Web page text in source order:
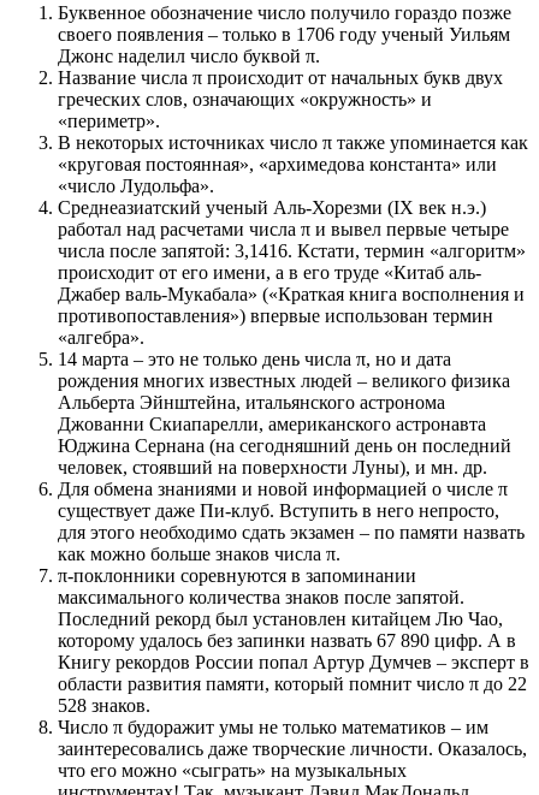
Буквенное обозначение число получило гораздо позже
своего появления – только в 1706 году ученый Уильям
Джонс наделил число буквой π.
Название числа π происходит от начальных букв двух
греческих слов, означающих «окружность» и
«периметр».
В некоторых источниках число π также упоминается как
«круговая постоянная», «архимедова константа» или
«число Лудольфа».
Среднеазиатский ученый Аль-Хорезми (IX век н.э.)
работал над расчетами числа π и вывел первые четыре
числа после запятой: 3,1416. Кстати, термин «алгоритм»
происходит от его имени, а в его труде «Китаб аль-
Джабер валь-Мукабала» («Краткая книга восполнения и
противопоставления») впервые использован термин
«алгебра».
14 марта – это не только день числа π, но и дата
рождения многих известных людей – великого физика
Альберта Эйнштейна, итальянского астронома
Джованни Скиапарелли, американского астронавта
Юджина Сернана (на сегодняшний день он последний
человек, стоявший на поверхности Луны), и мн. др.
Для обмена знаниями и новой информацией о числе π
существует даже Пи-клуб. Вступить в него непросто,
для этого необходимо сдать экзамен – по памяти назвать
как можно больше знаков числа π.
π-поклонники соревнуются в запоминании
максимального количества знаков после запятой.
Последний рекорд был установлен китайцем Лю Чао,
которому удалось без запинки назвать 67 890 цифр. А в
Книгу рекордов России попал Артур Думчев – эксперт в
области развития памяти, который помнит число π до 22
528 знаков.
Число π будоражит умы не только математиков – им
заинтересовались даже творческие личности. Оказалось,
что его можно «сыграть» на музыкальных